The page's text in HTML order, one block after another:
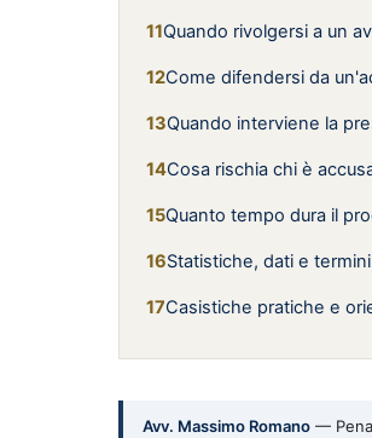
Quando rivolgersi a un
Come difendersi da
Quando interviene la
Cosa rischia chi è
Quanto tempo dura il
Statistiche, dati e
Casistiche pratiche e
Avv. Massimo Romano —